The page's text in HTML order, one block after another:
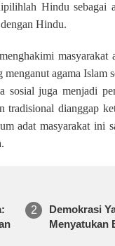
Hindu sebagai
Hindu.
masyarakat
agama
juga menjadi
tradisional dianggap
adat masyarakat ini
Demokrasi
Menyatukan